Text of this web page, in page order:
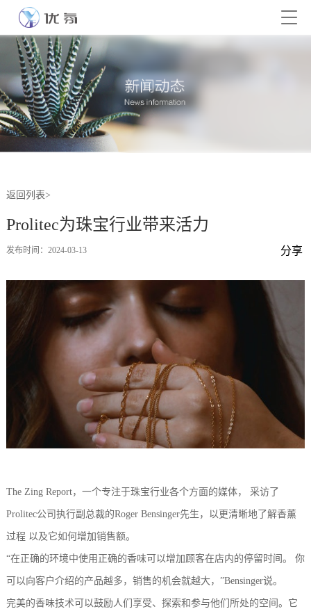
返回列表>
Prolitec为珠宝行业带来活力
发布时间：2024-03-13 分享
The Zing Report，一个专注于珠宝行业各个方面的媒体， 采访了
Prolitec公司执行副总裁的Roger Bensinger先生，以更清晰地了解香薰
过程 以及它如何增加销售额。
“在正确的环境中使用正确的香味可以增加顾客在店内的停留时间。 你
可以向客户介绍的产品越多，销售的机会就越大，”Bensinger说。
完美的香味技术可以鼓励人们享受、探索和参与他们所处的空间。它